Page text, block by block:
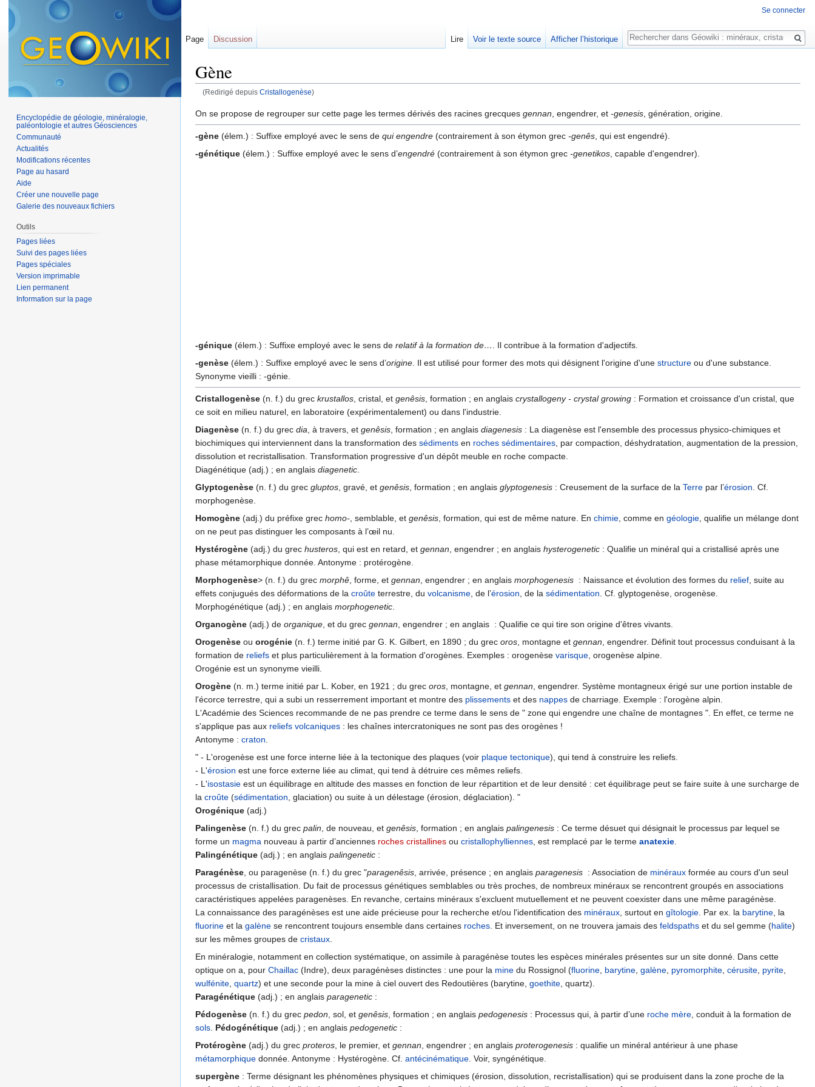
Gène
(Redirigé depuis Cristallogenèse)
On se propose de regrouper sur cette page les termes dérivés des racines grecques gennan , engendrer, et -genesis , génération, origine.
-gène (élem.) : Suffixe employé avec le sens de qui engendre (contrairement à son étymon grec -genês , qui est engendré).
-génétique (élem.) : Suffixe employé avec le sens d’engendré (contrairement à son étymon grec -genetikos , capable d'engendrer).
-génique (élem.) : Suffixe employé avec le sens de relatif à la formation de…
. Il contribue à la formation d'adjectifs.
-genèse (élem.) : Suffixe employé avec le sens d’origine . Il est utilisé pour former des mots qui désignent l'origine d'une structure ou d'une substance.
Synonyme vieilli : -génie.
Cristallogenèse (n. f.) du grec krustallos , cristal, et genêsis , formation ; en anglais crystallogeny - crystal growing : Formation et croissance d'un cristal, que
ce soit en milieu naturel, en laboratoire (expérimentalement) ou dans l'industrie.
Diagenèse (n. f.) du grec dia , à travers, et genêsis , formation ; en anglais diagenesis : La diagenèse est l'ensemble des processus physico-chimiques et
biochimiques qui interviennent dans la transformation des sédiments en roches sédimentaires , par compaction, déshydratation, augmentation de la pression,
dissolution et recristallisation. Transformation progressive d'un dépôt meuble en roche compacte.
Diagénétique (adj.) ; en anglais diagenetic
Glyptogenèse (n. f.) du grec gluptos , gravé, et genêsis , formation ; en anglais glyptogenesis : Creusement de la surface de la Terre par l’érosion . Cf.
morphogenèse.
Homogène (adj.) du préfixe grec homo- , semblable, et genêsis , formation, qui est de même nature. En chimie , comme en géologie , qualifie un mélange dont
on ne peut pas distinguer les composants à l’œil nu.
Hystérogène (adj.) du grec husteros , qui est en retard, et gennan , engendrer ; en anglais hysterogenetic : Qualifie un minéral qui a cristallisé après une
phase métamorphique donnée. Antonyme : protérogène.
Morphogenèse> (n. f.) du grec morphê , forme, et gennan , engendrer ; en anglais morphogenesis : Naissance et évolution des formes du relief , suite au
effets conjugués des déformations de la croûte terrestre, du volcanisme , de l’érosion , de la sédimentation . Cf. glyptogenèse, orogenèse.
Morphogénétique (adj.) ; en anglais morphogenetic
Organogène (adj.) de organique , et du grec gennan , engendrer ; en anglais : Qualifie ce qui tire son origine d'êtres vivants.
Orogenèse ou orogénie (n. f.) terme initié par G. K. Gilbert, en 1890 ; du grec oros , montagne et gennan , engendrer. Définit tout processus conduisant à la
formation de reliefs et plus particulièrement à la formation d'orogènes. Exemples : orogenèse varisque , orogenèse alpine.
Orogénie est un synonyme vieilli.
Orogène (n. m.) terme initié par L. Kober, en 1921 ; du grec oros , montagne, et gennan , engendrer. Système montagneux érigé sur une portion instable de
l'écorce terrestre, qui a subi un resserrement important et montre des plissements et des nappes de charriage. Exemple : l'orogène alpin.
L'Académie des Sciences recommande de ne pas prendre ce terme dans le sens de " zone qui engendre une chaîne de montagnes ". En effet, ce terme ne
s'applique pas aux reliefs volcaniques : les chaînes intercratoniques ne sont pas des orogènes !
Antonyme : craton
" - L'orogenèse est une force interne liée à la tectonique des plaques (voir plaque tectonique), qui tend à construire les reliefs.
- L'érosion est une force externe liée au climat, qui tend à détruire ces mêmes reliefs.
- L'isostasie est un équilibrage en altitude des masses en fonction de leur répartition et de leur densité : cet équilibrage peut se faire suite à une surcharge de
la croûte (sédimentation , glaciation) ou suite à un délestage (érosion, déglaciation). "
Orogénique (adj.)
Palingenèse (n. f.) du grec palin , de nouveau, et genêsis , formation ; en anglais palingenesis : Ce terme désuet qui désignait le processus par lequel se
forme un magma nouveau à partir d’anciennes roches cristallines ou cristallophylliennes , est remplacé par le terme anatexie
Palingénétique (adj.) ; en anglais palingenetic :
Paragénèse , ou paragenèse (n. f.) du grec "paragenêsis , arrivée, présence ; en anglais paragenesis : Association de minéraux formée au cours d'un seul
processus de cristallisation. Du fait de processus génétiques semblables ou très proches, de nombreux minéraux se rencontrent groupés en associations
caractéristiques appelées paragenèses. En revanche, certains minéraux s'excluent mutuellement et ne peuvent coexister dans une même paragénèse.
La connaissance des paragénèses est une aide précieuse pour la recherche et/ou l'identification des minéraux , surtout en gîtologie . Par ex. la barytine , la
fluorine et la galène se rencontrent toujours ensemble dans certaines roches . Et inversement, on ne trouvera jamais des feldspaths et du sel gemme (halite)
sur les mêmes groupes de cristaux
En minéralogie, notamment en collection systématique, on assimile à paragénèse toutes les espèces minérales présentes sur un site donné. Dans cette
optique on a, pour Chaillac (Indre), deux paragénèses distinctes : une pour la mine du Rossignol (fluorine barytine galène pyromorphite cérusite pyrite
wulfénite quartz) et une seconde pour la mine à ciel ouvert des Redoutières (barytine, goethite , quartz).
Paragénétique (adj.) ; en anglais paragenetic :
Pédogenèse (n. f.) du grec pedon , sol, et genêsis , formation ; en anglais pedogenesis : Processus qui, à partir d’une roche mère , conduit à la formation de
sols Pédogénétique (adj.) ; en anglais pedogenetic :
Protérogène (adj.) du grec proteros , le premier, et gennan , engendrer ; en anglais proterogenesis : qualifie un minéral antérieur à une phase
métamorphique donnée. Antonyme : Hystérogène. Cf. antécinématique . Voir, syngénétique.
supergène : Terme désignant les phénomènes physiques et chimiques (érosion, dissolution, recristallisation) qui se produisent dans la zone proche de la
Se connecter
Page Discussion Lire Voir le texte source Afficher l’historique
Rechercher
Encyclopédie de géologie, minéralogie,
paléontologie et autres Géosciences
Communauté
Actualités
Modifications récentes
Page au hasard
Aide
Créer une nouvelle page
Galerie des nouveaux fichiers
Outils
Pages liées
Suivi des pages liées
Pages spéciales
Version imprimable
Lien permanent
Information sur la page